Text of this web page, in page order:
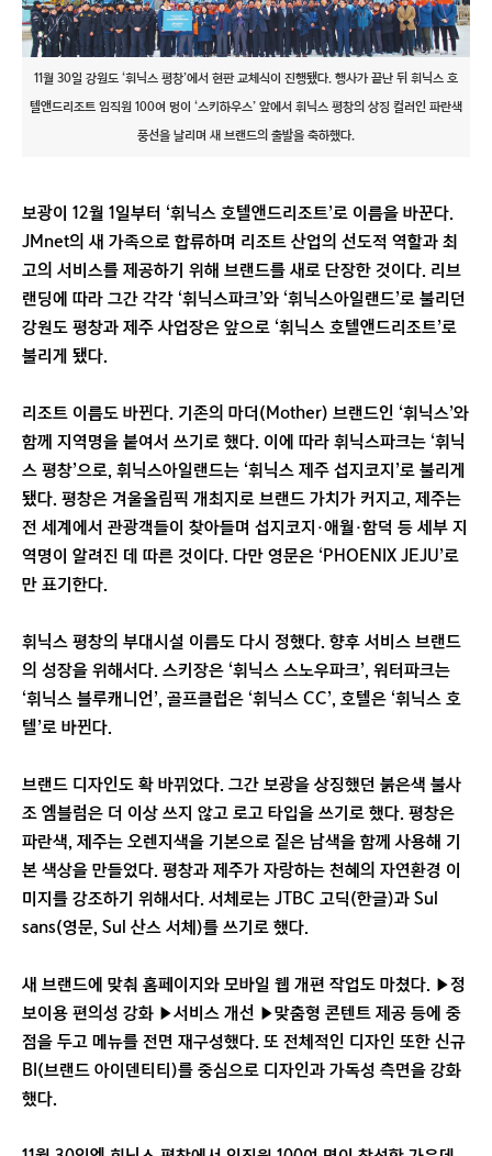
11월 30일 강원도 ‘휘닉스 평창’에서 현판 교체식이 진행됐다. 행사가 끝난 뒤 휘닉스 호
텔앤드리조트 임직원 100여 명이 ‘스키하우스’ 앞에서 휘닉스 평창의 상징 컬러인 파란색
풍선을 날리며 새 브랜드의 출발을 축하했다.
보광이 12월 1일부터 ‘휘닉스 호텔앤드리조트’로 이름을 바꾼다.
JMnet의 새 가족으로 합류하며 리조트 산업의 선도적 역할과 최
고의 서비스를 제공하기 위해 브랜드를 새로 단장한 것이다. 리브
랜딩에 따라 그간 각각 ‘휘닉스파크’와 ‘휘닉스아일랜드’로 불리던
강원도 평창과 제주 사업장은 앞으로 ‘휘닉스 호텔앤드리조트’로
불리게 됐다.
리조트 이름도 바뀐다. 기존의 마더(Mother) 브랜드인 ‘휘닉스’와
함께 지역명을 붙여서 쓰기로 했다. 이에 따라 휘닉스파크는 ‘휘닉
스 평창’으로, 휘닉스아일랜드는 ‘휘닉스 제주 섭지코지’로 불리게
됐다. 평창은 겨울올림픽 개최지로 브랜드 가치가 커지고, 제주는
전 세계에서 관광객들이 찾아들며 섭지코지·애월·함덕 등 세부 지
역명이 알려진 데 따른 것이다. 다만 영문은 ‘PHOENIX JEJU’로
만 표기한다.
휘닉스 평창의 부대시설 이름도 다시 정했다. 향후 서비스 브랜드
의 성장을 위해서다. 스키장은 ‘휘닉스 스노우파크’, 워터파크는
‘휘닉스 블루캐니언’, 골프클럽은 ‘휘닉스 CC’, 호텔은 ‘휘닉스 호
텔’로 바뀐다.
브랜드 디자인도 확 바뀌었다. 그간 보광을 상징했던 붉은색 불사
조 엠블럼은 더 이상 쓰지 않고 로고 타입을 쓰기로 했다. 평창은
파란색, 제주는 오렌지색을 기본으로 짙은 남색을 함께 사용해 기
본 색상을 만들었다. 평창과 제주가 자랑하는 천혜의 자연환경 이
미지를 강조하기 위해서다. 서체로는 JTBC 고딕(한글)과 Sul
sans(영문, Sul 산스 서체)를 쓰기로 했다.
새 브랜드에 맞춰 홈페이지와 모바일 웹 개편 작업도 마쳤다. ▶정
보이용 편의성 강화 ▶서비스 개선 ▶맞춤형 콘텐트 제공 등에 중
점을 두고 메뉴를 전면 재구성했다. 또 전체적인 디자인 또한 신규
BI(브랜드 아이덴티티)를 중심으로 디자인과 가독성 측면을 강화
했다.